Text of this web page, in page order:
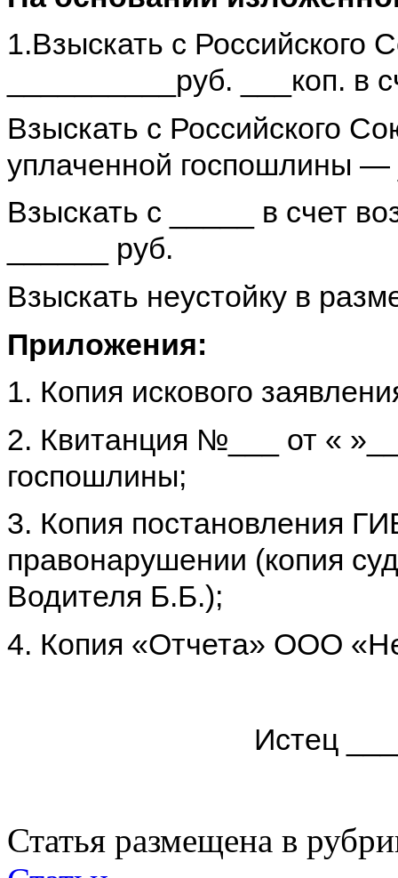
1.Взыскать с Российского
__________руб. ___коп.
Взыскать с Российского
уплаченной госпошлины —
Взыскать с _____ в счет
______ руб.
Взыскать неустойку в
Приложения:
1. Копия искового
2. Квитанция №___ от «
госпошлины;
3. Копия постановления
правонарушении (копия
Водителя Б.Б.);
4. Копия «Отчета» ООО
Истец
Статья размещена в